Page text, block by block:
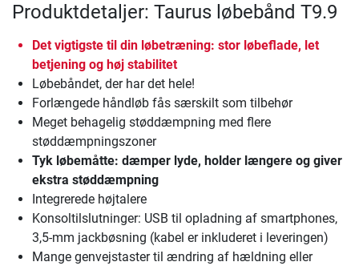
Produktdetaljer: Taurus løbebånd T9.9
Det vigtigste til din løbetræning: stor løbeflade, let
betjening og høj stabilitet
Løbebåndet, der har det hele!
Forlængede håndløb fås særskilt som tilbehør
Meget behagelig støddæmpning med flere
støddæmpningszoner
Tyk løbemåtte: dæmper lyde, holder længere og giver
ekstra støddæmpning
Integrerede højtalere
Konsoltilslutninger: USB til opladning af smartphones,
3,5-mm jackbøsning (kabel er inkluderet i leveringen)
Mange genvejstaster til ændring af hældning eller